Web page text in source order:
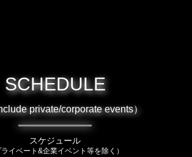
SCHEDULE
private/corporate events）
スケジュール
ライベート&企業イベント等を除く）